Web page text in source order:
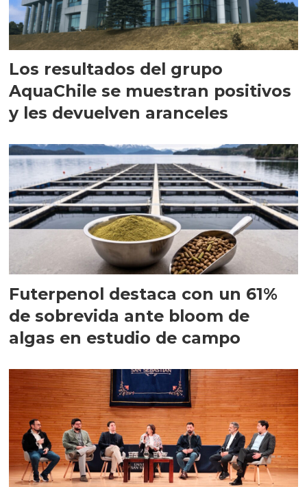
Los resultados del grupo
AquaChile se muestran positivos
y les devuelven aranceles
Futerpenol destaca con un 61%
de sobrevida ante bloom de
algas en estudio de campo